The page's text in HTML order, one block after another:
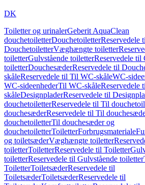
DK
Toiletter og urinalerGeberit AquaClean
douchetoiletterDouchetoiletterReservedele
DouchetoiletterVæghængte toiletter
toiletterGulvstående toiletterReservedele til
toiletterDouchesæderReservedele til
skåleReservedele til Til WC-skåleWC-
WC-sideenhederTil WC-skåleReservedele
skåleDesignpladerReservedele til
douchetoiletterReservedele til Til
douchesæderReservedele til Til
douchetoiletterTil douchesæder og
douchetoiletterToiletterForbrugsmateriale
og toiletsæderVæghængte toiletter
toiletterToiletterReservedele til Toiletter
toiletterReservedele til Gulvstående toiletter
ToiletterToiletsæderReservedele til
ToiletsæderToiletsæderReservedele til